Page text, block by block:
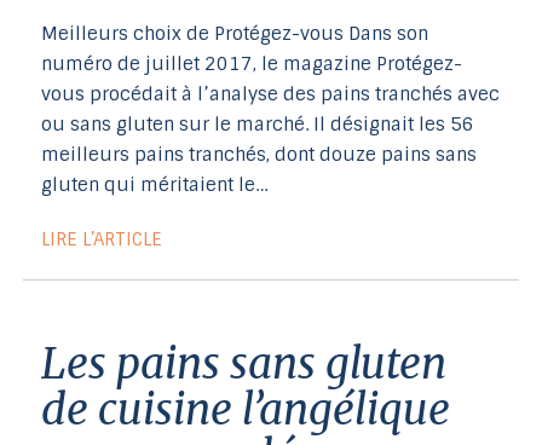
Meilleurs choix de Protégez-vous Dans son
numéro de juillet 2017, le magazine Protégez-
vous procédait à l’analyse des pains tranchés avec
ou sans gluten sur le marché. Il désignait les 56
meilleurs pains tranchés, dont douze pains sans
gluten qui méritaient le…
LIRE L’ARTICLE
les pains sans gluten
de cuisine l’angélique